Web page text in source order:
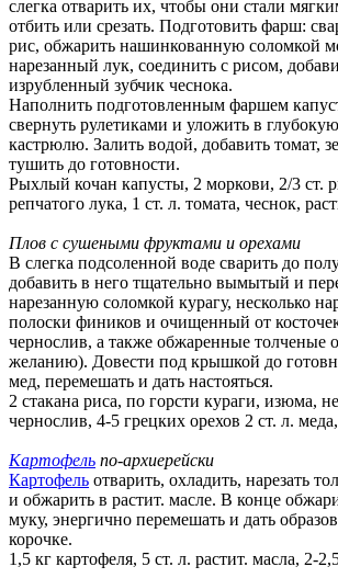
слегка отварить их, чтобы они стали
отбить или срезать. Подготовить фарш:
рис, обжарить нашинкованную соломкой
нарезанный лук, соединить с рисом,
изрубленный зубчик чеснока.
Наполнить подготовленным фаршем
свернуть рулетиками и уложить в
кастрюлю. Залить водой, добавить томат,
тушить до готовности.
Рыхлый кочан капусты, 2 моркови, 2/3 ст.
репчатого лука, 1 ст. л. томата, чеснок,
Плов с сушеными фруктами и орехами
В слегка подсоленной воде сварить до
добавить в него тщательно вымытый и
нарезанную соломкой курагу, несколько
полоски фиников и очищенный от
чернослив, а также обжаренные толченые
желанию). Довести под крышкой до
мед, перемешать и дать настояться.
2 стакана риса, по горсти кураги, изюма,
чернослив, 4-5 грецких орехов 2 ст. л.
Картофель по-архиерейски
Картофель отварить, охладить, нарезать
и обжарить в растит. масле. В конце
муку, энергично перемешать и дать
корочке.
1,5 кг картофеля, 5 ст. л. растит. масла, 2-